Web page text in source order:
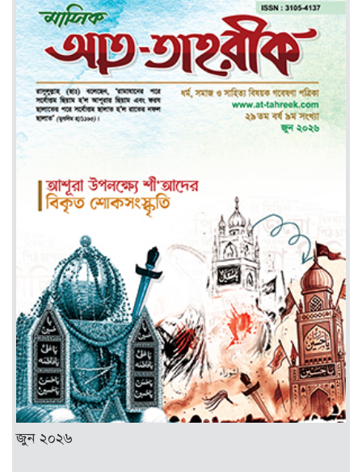
জুন ২০২৬